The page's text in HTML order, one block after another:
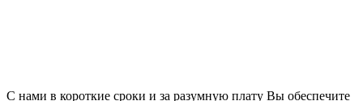
С нами в короткие сроки и за разумную плату Вы обеспечите